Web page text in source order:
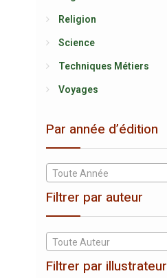
Religion
Science
Techniques Métiers
Voyages
Par année d’édition
Toute Année
Filtrer par auteur
Toute Auteur
Filtrer par illustrateur